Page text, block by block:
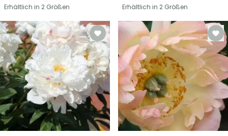
Erhältlich in 2 Größen
Erhältlich in 2 Größen